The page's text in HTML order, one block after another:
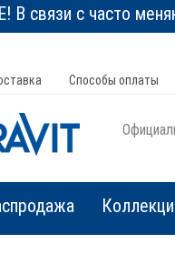
связи с часто
Способы оплаты